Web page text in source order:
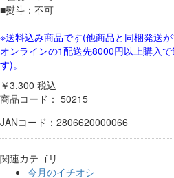
■熨斗：不可
※送料込み商品です(他商品と同梱発送
オンラインの1配送先8000円以上購入
す)。
￥3,300 税込
商品コード： 50215
JANコード：2806620000066
関連カテゴリ
今月のイチオシ